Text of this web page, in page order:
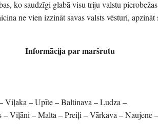
ko saudzīgi glabā visu triju valstu
ne vien izzināt savas valsts vēsturi, apzināt
Informācija par maršrutu
Viļaka – Upīte – Baltinava – Ludza –
– Viļāni – Malta – Preiļi – Vārkava – Naujene